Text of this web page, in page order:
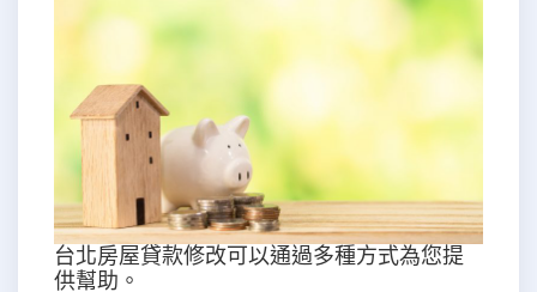
台北房屋貸款修改可以通過多種方式為您提
供幫助。